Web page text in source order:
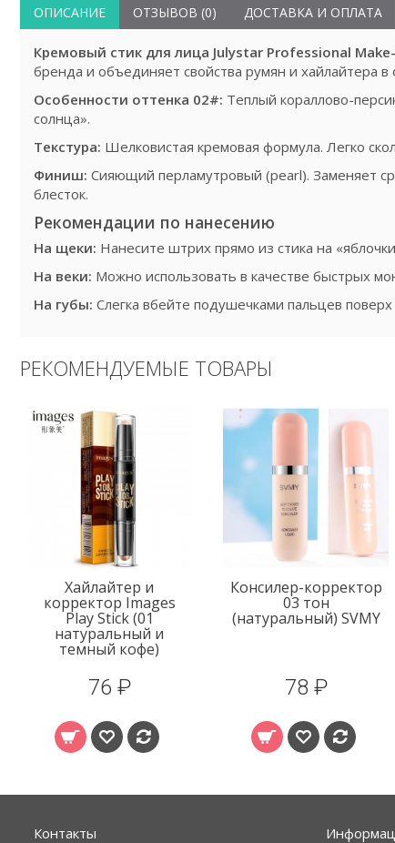
ОПИСАНИЕ ОТЗЫВОВ (0) ДОСТАВКА И ОПЛАТА
Кремовый стик для лица Julystar Professional
бренда и объединяет свойства румян и хайлайтера
Особенности оттенка 02#: Теплый кораллово-
солнца».
Текстура: Шелковистая кремовая формула. Легко
Финиш: Сияющий перламутровый (pearl). Заменяет
блесток.
Рекомендации по нанесению
На щеки: Нанесите штрих прямо из стика на
На веки: Можно использовать в качестве быстрых
На губы: Слегка вбейте подушечками пальцев
РЕКОМЕНДУЕМЫЕ ТОВАРЫ
Хайлайтер и
корректор Images
Play Stick (01
натуральный и
темный кофе)
76 ₽
Консилер-корректор
03 тон
(натуральный) SVMY
78 ₽
Контакты